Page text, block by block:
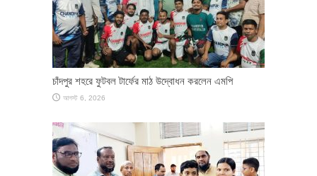
চাঁদপুর শহরে ফুটবল টার্ফের মাঠ উদ্বোধন করলেন এমপি
আগস্ট 6, 2026